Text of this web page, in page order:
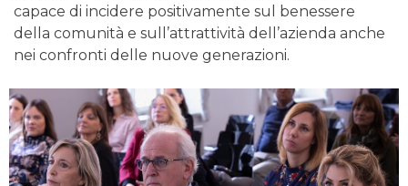
capace di incidere positivamente sul benessere
della comunità e sull’attrattività dell’azienda anche
nei confronti delle nuove generazioni.